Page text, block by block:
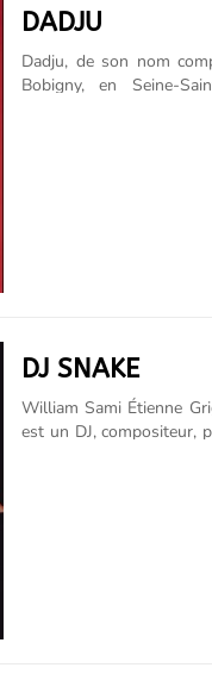
DADJU
Dadju, de son nom
Bobigny, en Seine-
DJ SNAKE
William Sami Étienne
est un DJ, compositeur,